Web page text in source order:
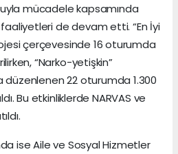
mücadele kapsamında
de devam etti. “En İyi
çerçevesinde 16 oturumda
“Narko-yetişkin”
22 oturumda 1.300
Bu etkinliklerde NARVAS ve
ise Aile ve Sosyal Hizmetler